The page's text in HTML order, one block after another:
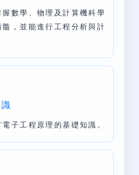
數學、物理及計算機科學
，並能進行工程分析與計
子工程原理的基礎知識。